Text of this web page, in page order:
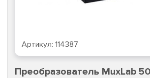
Артикул: 114387
Преобразователь MuxLab